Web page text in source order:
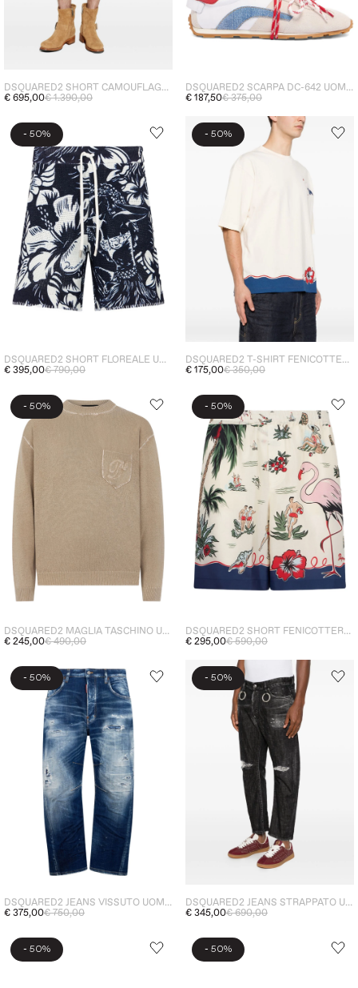
DSQUARED2 SHORT CAMOUFLAGE UOMO VERDE
€ 695,00€ 1.390,00
DSQUARED2 SCARPA DC-642 UOMO BIANCO
€ 187,50€ 375,00
- 50%
DSQUARED2 SHORT FLOREALE UOMO BLU
€ 395,00€ 790,00
- 50%
DSQUARED2 T-SHIRT FENICOTTERO UOMO BEIGE
€ 175,00€ 350,00
- 50%
DSQUARED2 MAGLIA TASCHINO UOMO BEIGE
€ 245,00€ 490,00
- 50%
DSQUARED2 SHORT FENICOTTERO UOMO MULTICOLORE
€ 295,00€ 590,00
- 50%
DSQUARED2 JEANS VISSUTO UOMO BLU
€ 375,00€ 750,00
- 50%
DSQUARED2 JEANS STRAPPATO UOMO NERO
€ 345,00€ 690,00
- 50% - 50%